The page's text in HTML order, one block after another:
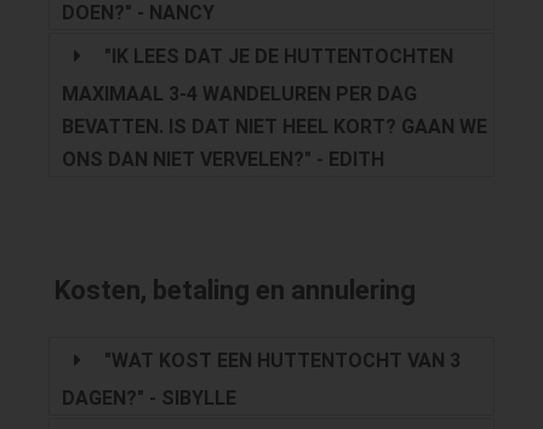
DOEN?" - NANCY
"IK LEES DAT JE DE HUTTENTOCHTEN
MAXIMAAL 3-4 WANDELUREN PER DAG
BEVATTEN. IS DAT NIET HEEL KORT? GAAN WE
ONS DAN NIET VERVELEN?" - EDITH
Kosten, betaling en annulering
"WAT KOST EEN HUTTENTOCHT VAN 3
DAGEN?" - SIBYLLE